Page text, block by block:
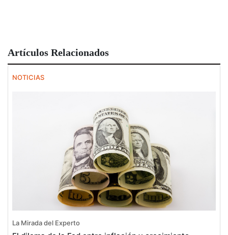
Artículos Relacionados
NOTICIAS
La Mirada del Experto